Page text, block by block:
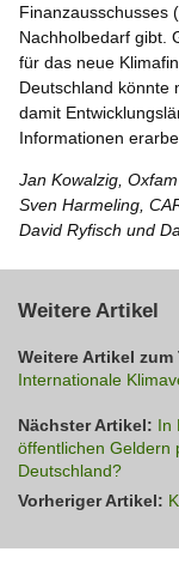
Finanzausschusses
Nachholbedarf gibt.
für das neue
Deutschland könnte
damit
Informationen
Jan Kowalzig, Oxfam
Sven Harmeling,
David Ryfisch und
Weitere Artikel
Weitere Artikel zum
Internationale
Nächster Artikel: In
öffentlichen Geldern
Deutschland?
Vorheriger Artikel: